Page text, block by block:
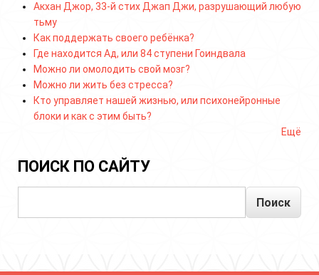
Акхан Джор, 33-й стих Джап Джи, разрушающий любую
тьму
Как поддержать своего ребёнка?
Где находится Ад, или 84 ступени Гоиндвала
Можно ли омолодить свой мозг?
Можно ли жить без стресса?
Кто управляет нашей жизнью, или психонейронные
блоки и как с этим быть?
Ещё
ПОИСК ПО САЙТУ